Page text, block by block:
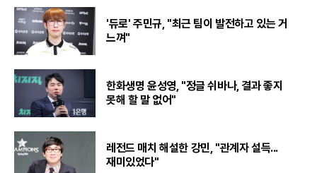
'듀로' 주민규, "최근 팀이 발전하고 있는 거
느껴"
한화생명 윤성영, "정글 쉬바나, 결과 좋지
못해 할 말 없어"
레전드 매치 해설한 강민, "관계자 설득...
재미있었다"